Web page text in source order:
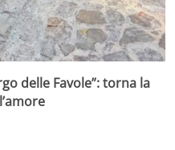
delle Favole”: torna la